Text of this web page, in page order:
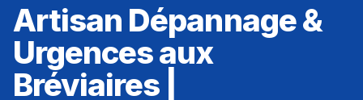
Artisan Dépannage &
Urgences aux
Bréviaires |